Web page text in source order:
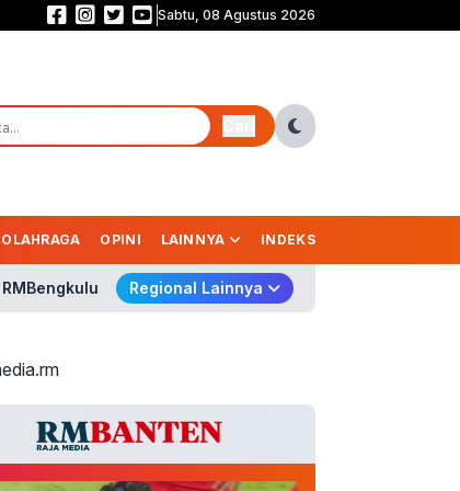
Pertama Garuda Masih Buntu! Indonesia Vs Singapura 0-0
Sabtu, 08 Agustus 2026
OLAHRAGA OPINI LAINNYA INDEKS
RMBengkulu Regional Lainnya